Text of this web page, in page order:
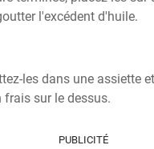
l'excédent d'huile.
les dans une assiette
frais sur le dessus.
PUBLICITÉ